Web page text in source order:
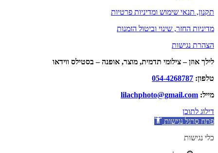
תקנון, תנאי שימוש ומדיניות פרטיות
מדיניות החזר, שינוי וביטול הזמנות
הצהרת נגישות
לילך אוזן – צילומי תדמית, מוצר, אופנה – בסטילס ווידאו
טלפון: 054-4268787
מייל: lilachphoto@gmail.com
דילוג לתוכן
פתח סרגל נגישות
כלי נגישות